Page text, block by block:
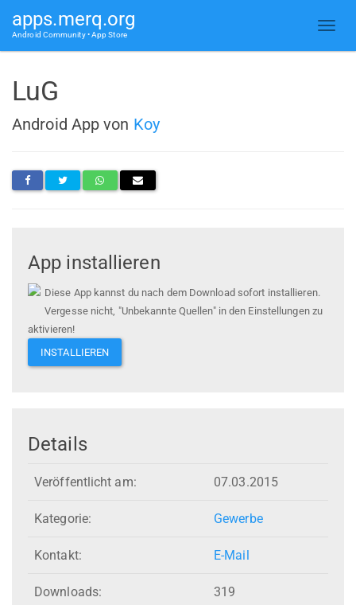
apps.merq.org
Android Community • App Store
LuG
Android App von Koy
App installieren
Diese App kannst du nach dem Download sofort installieren.
Vergesse nicht, "Unbekannte Quellen" in den Einstellungen zu
aktivieren!
INSTALLIEREN
Details
Veröffentlicht am: 07.03.2015
Kategorie: Gewerbe
Kontakt: E-Mail
Downloads: 319